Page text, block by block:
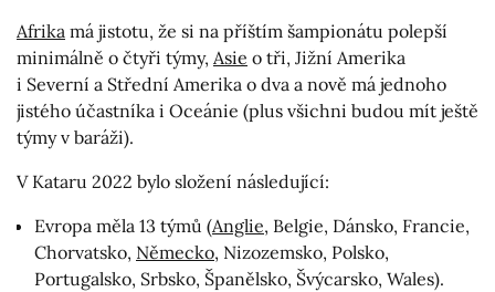
Afrika má jistotu, že si na příštím šampionátu polepší
minimálně o čtyři týmy, Asie o tři, Jižní Amerika
i Severní a Střední Amerika o dva a nově má jednoho
jistého účastníka i Oceánie (plus všichni budou mít ještě
týmy v baráži).
V Kataru 2022 bylo složení následující:
Evropa měla 13 týmů (Anglie, Belgie, Dánsko, Francie,
Chorvatsko, Německo, Nizozemsko, Polsko,
Portugalsko, Srbsko, Španělsko, Švýcarsko, Wales).